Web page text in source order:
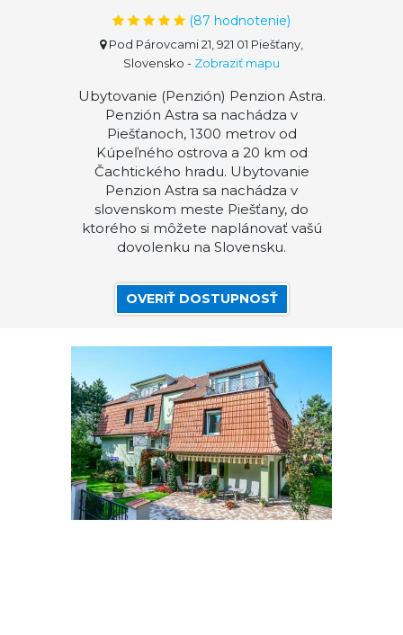
(87 hodnotenie)
Pod Párovcami 21, 921 01 Piešťany,
Slovensko - Zobraziť mapu
Ubytovanie (Penzión) Penzion Astra.
Penzión Astra sa nachádza v
Piešťanoch, 1300 metrov od
Kúpeľného ostrova a 20 km od
Čachtického hradu. Ubytovanie
Penzion Astra sa nachádza v
slovenskom meste Piešťany, do
ktorého si môžete naplánovať vašú
dovolenku na Slovensku.
OVERIŤ DOSTUPNOSŤ